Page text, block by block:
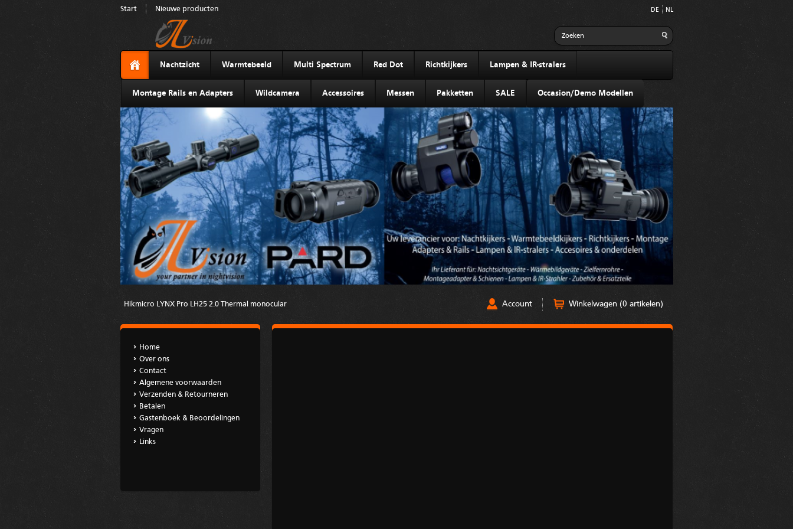
Start Nieuwe producten DE NL
Nachtzicht Warmtebeeld Multi Spectrum Red Dot Richtkijkers Lampen & IR-stralers
Montage Rails en Adapters Wildcamera Accessoires Messen Pakketten SALE Occasion/Demo Modellen
Hikmicro LYNX Pro LH25 2.0 Thermal monocular Account Winkelwagen (0 artikelen)
Home
Over ons
Contact
Algemene voorwaarden
Verzenden & Retourneren
Betalen
Gastenboek & Beoordelingen
Vragen
Links